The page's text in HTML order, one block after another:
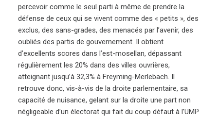
percevoir comme le seul parti à même de prendre la
défense de ceux qui se vivent comme des « petits », des
exclus, des sans-grades, des menacés par l’avenir, des
oubliés des partis de gouvernement. Il obtient
d’excellents scores dans l’est-mosellan, dépassant
régulièrement les 20% dans des villes ouvrières,
atteignant jusqu’à 32,3% à Freyming-Merlebach. Il
retrouve donc, vis-à-vis de la droite parlementaire, sa
capacité de nuisance, gelant sur la droite une part non
négligeable d’un électorat qui fait du coup défaut à l’UMP